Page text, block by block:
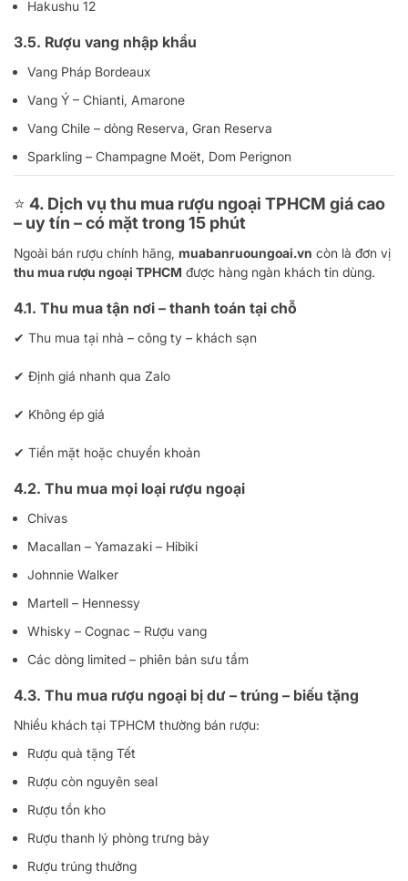
Hakushu 12
3.5. Rượu vang nhập khẩu
Vang Pháp Bordeaux
Vang Ý – Chianti, Amarone
Vang Chile – dòng Reserva, Gran Reserva
Sparkling – Champagne Moët, Dom Perignon
⭐ 4. Dịch vụ thu mua rượu ngoại TPHCM giá cao
– uy tín – có mặt trong 15 phút
Ngoài bán rượu chính hãng, muabanruoungoai.vn còn là đơn vị
thu mua rượu ngoại TPHCM được hàng ngàn khách tin dùng.
4.1. Thu mua tận nơi – thanh toán tại chỗ
✔ Thu mua tại nhà – công ty – khách sạn
✔ Định giá nhanh qua Zalo
✔ Không ép giá
✔ Tiền mặt hoặc chuyển khoản
4.2. Thu mua mọi loại rượu ngoại
Chivas
Macallan – Yamazaki – Hibiki
Johnnie Walker
Martell – Hennessy
Whisky – Cognac – Rượu vang
Các dòng limited – phiên bản sưu tầm
4.3. Thu mua rượu ngoại bị dư – trúng – biếu tặng
Nhiều khách tại TPHCM thường bán rượu:
Rượu quà tặng Tết
Rượu còn nguyên seal
Rượu tồn kho
Rượu thanh lý phòng trưng bày
Rượu trúng thưởng